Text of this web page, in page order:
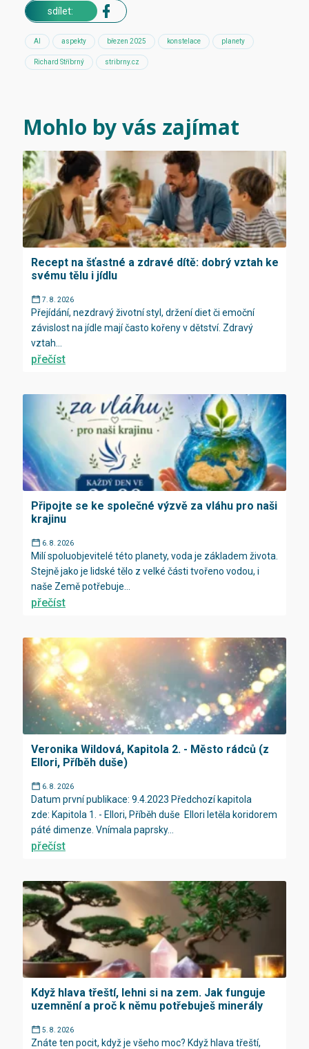
sdílet:
AI aspekty březen 2025 konstelace planety
Richard Stříbrný stribrny.cz
Mohlo by vás zajímat
Recept na šťastné a zdravé dítě: dobrý vztah ke
svému tělu i jídlu
7. 8. 2026
Přejídání, nezdravý životní styl, držení diet či emoční
závislost na jídle mají často kořeny v dětství. Zdravý
vztah...
přečíst
Připojte se ke společné výzvě za vláhu pro naši
krajinu
6. 8. 2026
Milí spoluobjevitelé této planety, voda je základem života.
Stejně jako je lidské tělo z velké části tvořeno vodou, i
naše Země potřebuje...
přečíst
Veronika Wildová, Kapitola 2. - Město rádců (z
Ellori, Příběh duše)
6. 8. 2026
Datum první publikace: 9.4.2023 Předchozí kapitola
zde: Kapitola 1. - Ellori, Příběh duše Ellori letěla koridorem
páté dimenze. Vnímala paprsky...
přečíst
Když hlava třeští, lehni si na zem. Jak funguje
uzemnění a proč k němu potřebuješ minerály
5. 8. 2026
Znáte ten pocit, když je všeho moc? Když hlava třeští,